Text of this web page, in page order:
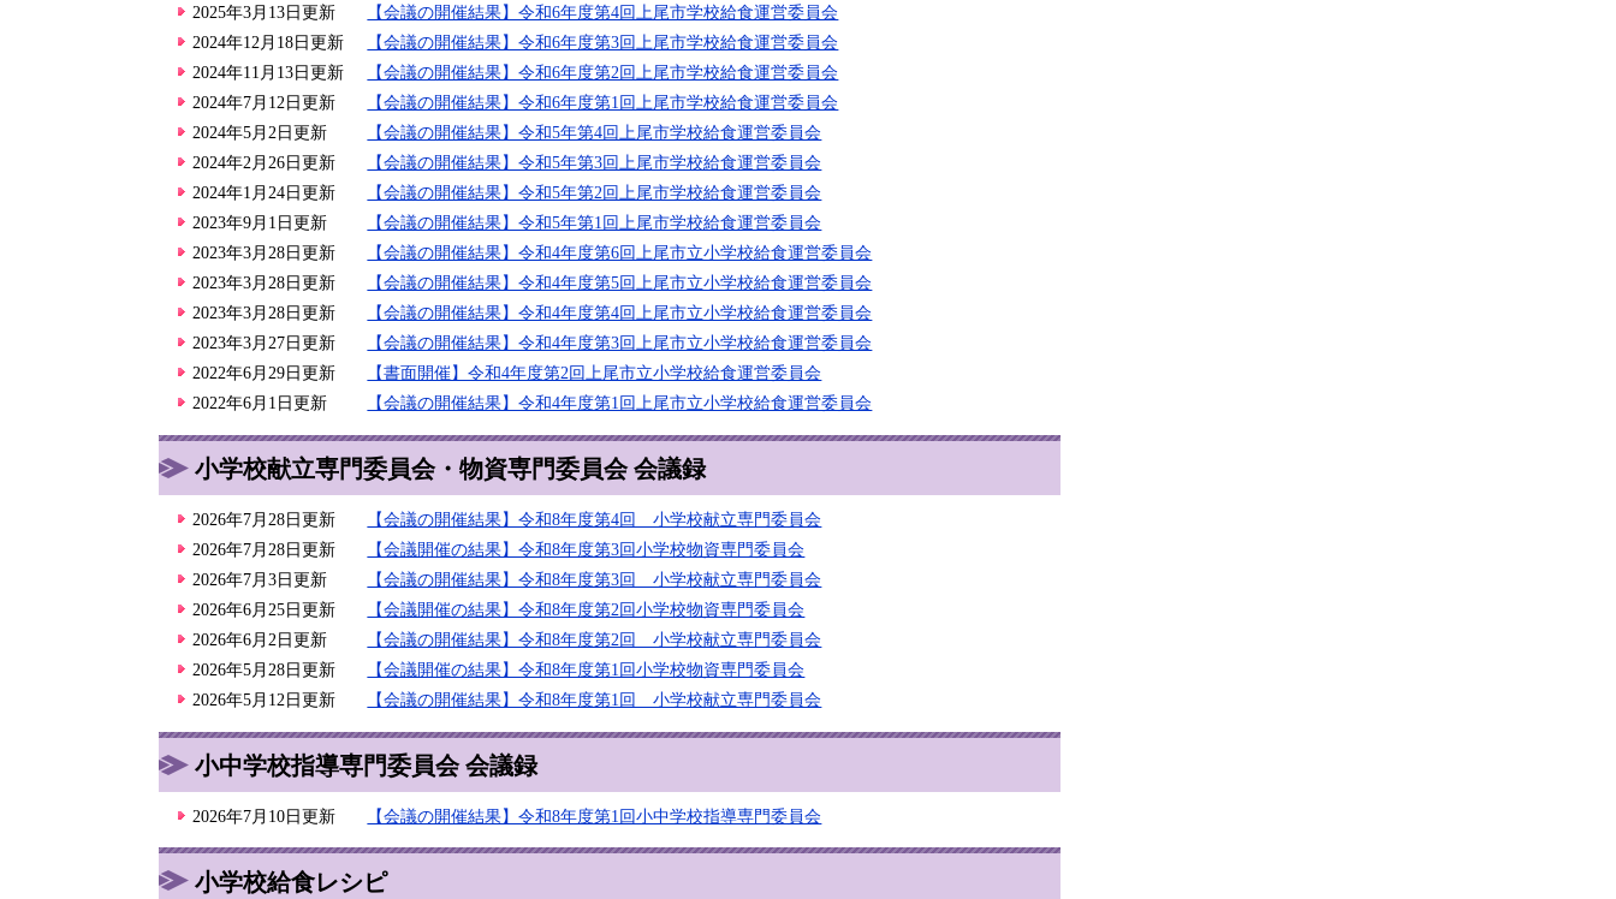
2025年3月13日更新
【会議の開催結果】令和6年度第4回上尾市学校給食運営委員会
2024年12月18日更新
【会議の開催結果】令和6年度第3回上尾市学校給食運営委員会
2024年11月13日更新
【会議の開催結果】令和6年度第2回上尾市学校給食運営委員会
2024年7月12日更新
【会議の開催結果】令和6年度第1回上尾市学校給食運営委員会
2024年5月2日更新
【会議の開催結果】令和5年第4回上尾市学校給食運営委員会
2024年2月26日更新
【会議の開催結果】令和5年第3回上尾市学校給食運営委員会
2024年1月24日更新
【会議の開催結果】令和5年第2回上尾市学校給食運営委員会
2023年9月1日更新
【会議の開催結果】令和5年第1回上尾市学校給食運営委員会
2023年3月28日更新
【会議の開催結果】令和4年度第6回上尾市立小学校給食運営委員会
2023年3月28日更新
【会議の開催結果】令和4年度第5回上尾市立小学校給食運営委員会
2023年3月28日更新
【会議の開催結果】令和4年度第4回上尾市立小学校給食運営委員会
2023年3月27日更新
【会議の開催結果】令和4年度第3回上尾市立小学校給食運営委員会
2022年6月29日更新
【書面開催】令和4年度第2回上尾市立小学校給食運営委員会
2022年6月1日更新
【会議の開催結果】令和4年度第1回上尾市立小学校給食運営委員会
小学校献立専門委員会・物資専門委員会 会議録
2026年7月28日更新
【会議の開催結果】令和8年度第4回 小学校献立専門委員会
2026年7月28日更新
【会議開催の結果】令和8年度第3回小学校物資専門委員会
2026年7月3日更新
【会議の開催結果】令和8年度第3回 小学校献立専門委員会
2026年6月25日更新
【会議開催の結果】令和8年度第2回小学校物資専門委員会
2026年6月2日更新
【会議の開催結果】令和8年度第2回 小学校献立専門委員会
2026年5月28日更新
【会議開催の結果】令和8年度第1回小学校物資専門委員会
2026年5月12日更新
【会議の開催結果】令和8年度第1回 小学校献立専門委員会
小中学校指導専門委員会 会議録
2026年7月10日更新 【会議の開催結果】令和8年度第1回小中学校指導専門委員会
小学校給食レシピ